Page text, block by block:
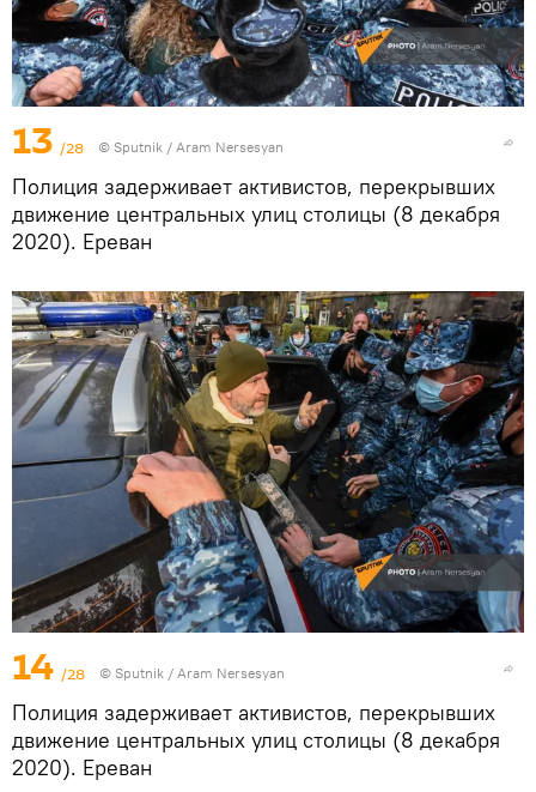
13 /28 © Sputnik / Aram Nersesyan
Полиция задерживает активистов, перекрывших
движение центральных улиц столицы (8 декабря
2020). Еревaн
14 /28 © Sputnik / Aram Nersesyan
Полиция задерживает активистов, перекрывших
движение центральных улиц столицы (8 декабря
2020). Еревaн